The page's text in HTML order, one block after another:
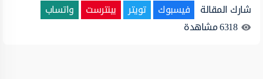
شارك المقالة فيسبوك تويتر بينترست
واتساب
6318مشاهدة